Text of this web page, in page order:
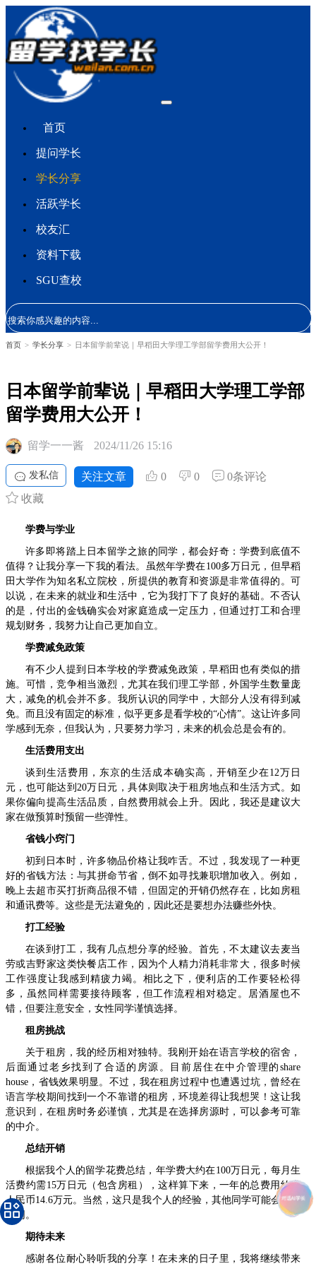
首页
提问学长
学长分享
活跃学长
校友汇
资料下载
SGU查校
首页 > 学长分享 > 日本留学前辈说｜早稻田大学理工学部留学费用大公开！
日本留学前辈说｜早稻田大学理工学部
留学费用大公开！
留学一一酱 2024/11/26 15:16
发私信 关注文章 0 0
0条评论
收藏
学费与学业
许多即将踏上日本留学之旅的同学，都会好奇：学费到底值不
值得？让我分享一下我的看法。虽然年学费在100多万日元，但早稻
田大学作为知名私立院校，所提供的教育和资源是非常值得的。可
以说，在未来的就业和生活中，它为我打下了良好的基础。不否认
的是，付出的金钱确实会对家庭造成一定压力，但通过打工和合理
规划财务，我努力让自己更加自立。
学费减免政策
有不少人提到日本学校的学费减免政策，早稻田也有类似的措
施。可惜，竞争相当激烈，尤其在我们理工学部，外国学生数量庞
大，减免的机会并不多。我所认识的同学中，大部分人没有得到减
免。而且没有固定的标准，似乎更多是看学校的“心情”。这让许多同
学感到无奈，但我认为，只要努力学习，未来的机会总是会有的。
生活费用支出
谈到生活费用，东京的生活成本确实高，开销至少在12万日
元，也可能达到20万日元，具体则取决于租房地点和生活方式。如
果你偏向提高生活品质，自然费用就会上升。因此，我还是建议大
家在做预算时预留一些弹性。
省钱小窍门
初到日本时，许多物品价格让我咋舌。不过，我发现了一种更
好的省钱方法：与其拼命节省，倒不如寻找兼职增加收入。例如，
晚上去超市买打折商品很不错，但固定的开销仍然存在，比如房租
和通讯费等。这些是无法避免的，因此还是要想办法赚些外快。
打工经验
在谈到打工，我有几点想分享的经验。首先，不太建议去麦当
劳或吉野家这类快餐店工作，因为个人精力消耗非常大，很多时候
工作强度让我感到精疲力竭。相比之下，便利店的工作要轻松得
多，虽然同样需要接待顾客，但工作流程相对稳定。居酒屋也不
错，但要注意安全，女性同学谨慎选择。
租房挑战
关于租房，我的经历相对独特。我刚开始在语言学校的宿舍，
后面通过老乡找到了合适的房源。目前居住在中介管理的share
house，省钱效果明显。不过，我在租房过程中也遭遇过坑，曾经在
语言学校期间找到一个不靠谱的租房，环境差得让我想哭！这让我
意识到，在租房时务必谨慎，尤其是在选择房源时，可以参考可靠
的中介。
总结开销
根据我个人的留学花费总结，年学费大约在100万日元，每月生
活费约需15万日元（包含房租），这样算下来，一年的总费用约合
人民币14.6万元。当然，这只是我个人的经验，其他同学可能会有所
不同。
期待未来
感谢各位耐心聆听我的分享！在未来的日子里，我将继续带来